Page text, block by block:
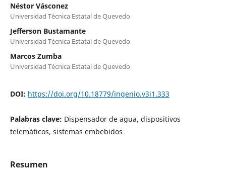
Néstor Vásconez
Universidad Técnica Estatal de Quevedo
Jefferson Bustamante
Universidad Técnica Estatal de Quevedo
Marcos Zumba
Universidad Técnica Estatal de Quevedo
DOI: https://doi.org/10.18779/ingenio.v3i1.333
Palabras clave: Dispensador de agua, dispositivos
telemáticos, sistemas embebidos
Resumen